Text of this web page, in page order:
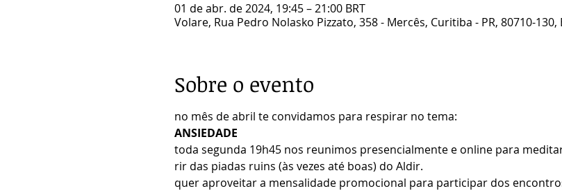
01 de abr. de 2024, 19:45 – 21:00 BRT
Volare, Rua Pedro Nolasko Pizzato, 358 - Mercês, Curitiba - PR, 80710-130,
Sobre o evento
no mês de abril te convidamos para respirar no tema:
ANSIEDADE
toda segunda 19h45 nos reunimos presencialmente e online para
rir das piadas ruins (às vezes até boas) do Aldir.
quer aproveitar a mensalidade promocional para participar dos